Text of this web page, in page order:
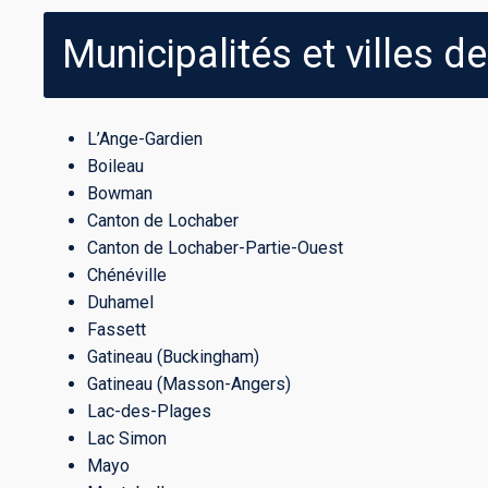
Municipalités et villes
L’Ange-Gardien
Boileau
Bowman
Canton de Lochaber
Canton de Lochaber-Partie-Ouest
Chénéville
Duhamel
Fassett
Gatineau (Buckingham)
Gatineau (Masson-Angers)
Lac-des-Plages
Lac Simon
Mayo